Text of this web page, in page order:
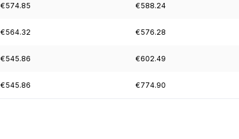
€574.85 €588.24
€564.32 €576.28
€545.86 €602.49
€545.86 €774.90